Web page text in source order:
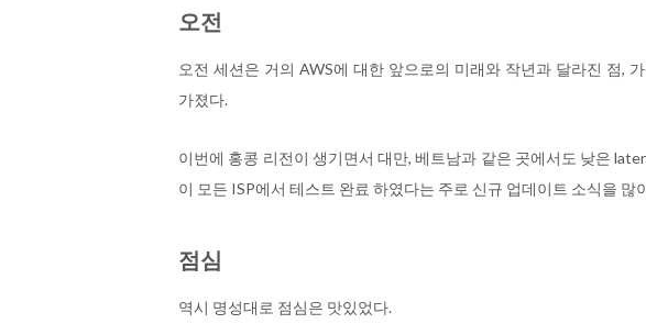
오전
오전 세션은 거의 AWS에 대한 앞으로의 미래와 작년과 달라진 점,
가졌다.
이번에 홍콩 리전이 생기면서 대만, 베트남과 같은 곳에서도 낮은
이 모든 ISP에서 테스트 완료 하였다는 주로 신규 업데이트 소식을 많
점심
역시 명성대로 점심은 맛있었다.